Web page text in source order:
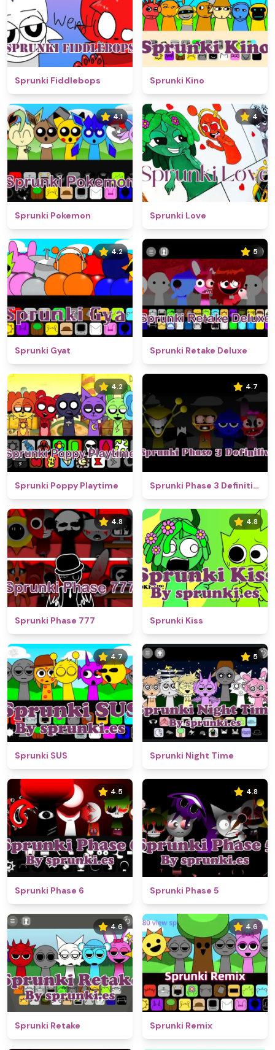
Sprunki Fiddlebops Sprunki Kino
4.1
Sprunki Pokemon
4
Sprunki Love
4.2
Sprunki Gyat
5
Sprunki Retake Deluxe
4.2
Sprunki Poppy Playtime
4.7
Sprunki Phase 3 Definitive
4.8
Sprunki Phase 777
4.8
Sprunki Kiss
4.7
Sprunki SUS
5
Sprunki Night Time
4.5
Sprunki Phase 6
4.8
Sprunki Phase 5
4.6
Sprunki Retake
4.6
Sprunki Remix